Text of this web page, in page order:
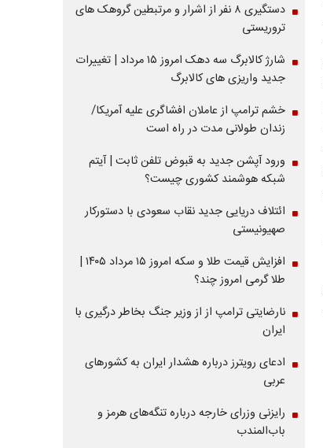
دستگیری ۸ نفر از اشرار و مرتبطین گروهک های
تروریستی
شارژ کالابرگ سه دهک امروز ۱۵ مرداد | تغییرات
جدید واریزی های کالابرگ
خشم ترامپ از عاملان افشاگری‌ علیه آمریکا/
زندان طولانی مدت در راه است
ورود آپشن جدید به قبوض تلفن ثابت | آیتم
شبکه هوشمند کشوری چیست؟
ائتلاف دریایی جدید نقاب سعودی با دستورکار
صهیونیستی
افزایش قیمت طلا و سکه امروز ۱۵ مرداد ۱۴۰۵ |
طلا گرمی امروز چند؟
نارضایتی ترامپ از از وزیر جنگ بخاطر درگیری با
ایران
ادعای رویترز درباره هشدار ایران به کشورهای
عربی
رایزنی وزرای خارجه درباره تنگه‌های هرمز و
باب‌المندب